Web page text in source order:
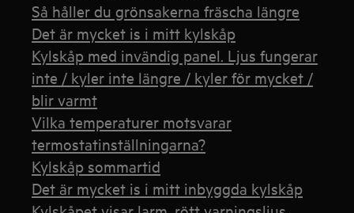
Så håller du grönsakerna fräscha längre
Det är mycket is i mitt kylskåp
Kylskåp med invändig panel. Ljus fungerar
inte / kyler inte längre / kyler för mycket /
blir varmt
Vilka temperaturer motsvarar
termostatinställningarna?
Kylskåp sommartid
Det är mycket is i mitt inbyggda kylskåp